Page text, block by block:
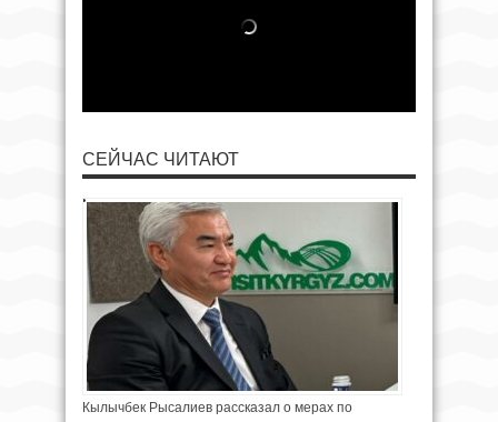
СЕЙЧАС ЧИТАЮТ
Кылычбек Рысалиев рассказал о мерах по